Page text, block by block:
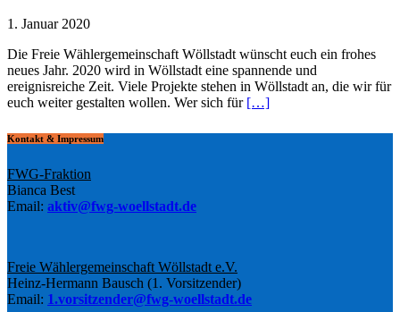
1. Januar 2020
Die Freie Wählergemeinschaft Wöllstadt wünscht euch ein frohes
neues Jahr. 2020 wird in Wöllstadt eine spannende und
ereignisreiche Zeit. Viele Projekte stehen in Wöllstadt an, die wir für
euch weiter gestalten wollen. Wer sich für […]
Kontakt & Impressum
FWG-Fraktion
Bianca Best
Email: aktiv@fwg-woellstadt.de
Freie Wählergemeinschaft Wöllstadt e.V.
Heinz-Hermann Bausch (1. Vorsitzender)
Email: 1.vorsitzender@fwg-woellstadt.de